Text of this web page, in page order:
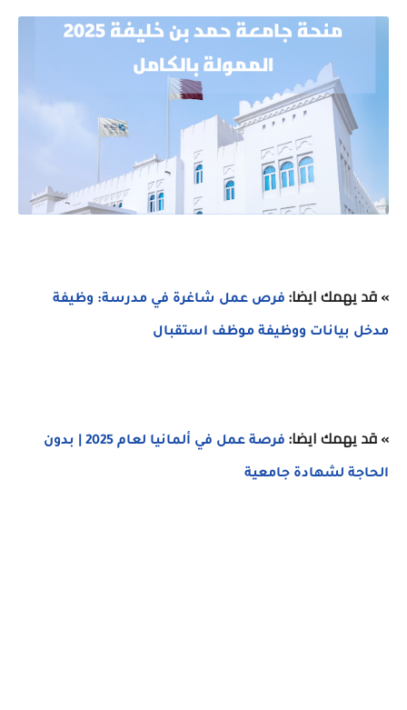
» قد يهمك ايضا: فرص عمل شاغرة في مدرسة: وظيفة
مدخل بيانات ووظيفة موظف استقبال
» قد يهمك ايضا: فرصة عمل في ألمانيا لعام 2025 | بدون
الحاجة لشهادة جامعية